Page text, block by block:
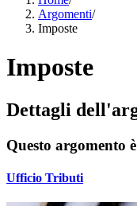
Argomenti/
Imposte
Imposte
Dettagli
Questo argomento
Ufficio Tributi